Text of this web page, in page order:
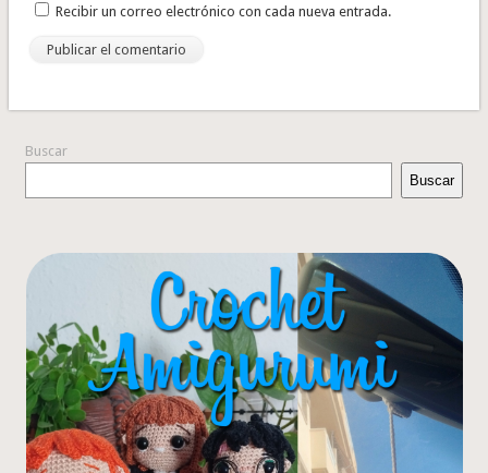
Recibir un correo electrónico con cada nueva entrada.
Buscar
Buscar